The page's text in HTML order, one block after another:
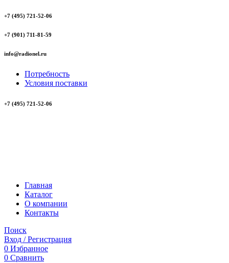
+7 (495) 721-52-06
+7 (901) 711-81-59
info@radionel.ru
Потребность
Условия поставки
+7 (495) 721-52-06
Главная
Каталог
О компании
Контакты
Поиск
Вход / Регистрация
0 Избранное
0 Сравнить